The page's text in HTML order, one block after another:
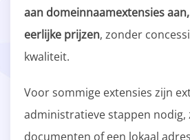
aan domeinnaamextensies
eerlijke prijzen, zonder
kwaliteit.
Voor sommige extensies zijn
administratieve stappen nodig,
documenten of een lokaal